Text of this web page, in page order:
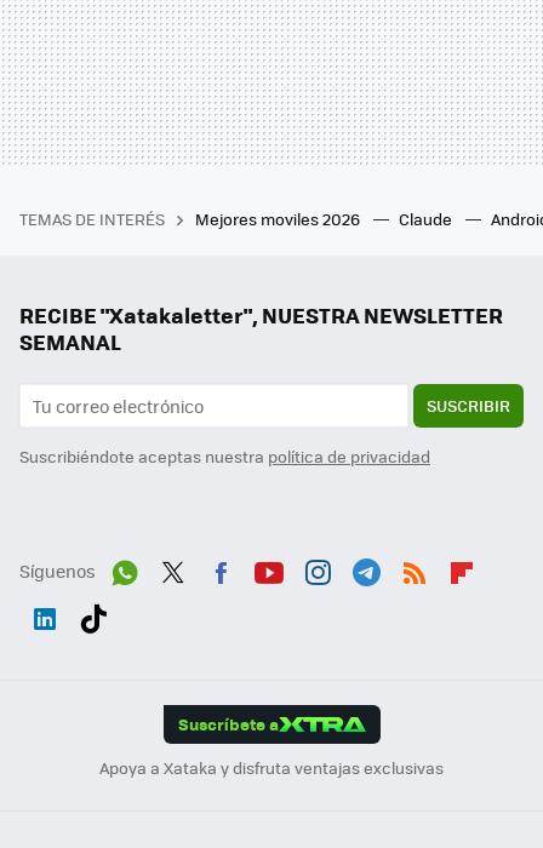
TEMAS DE INTERÉS Mejores moviles 2026 Claude
RECIBE "Xatakaletter", NUESTRA NEWSLETTER
SEMANAL
SUSCRIBIR
Suscribiéndote aceptas nuestra política de privacidad
Síguenos
Suscríbete a
Apoya a Xataka y disfruta ventajas exclusivas